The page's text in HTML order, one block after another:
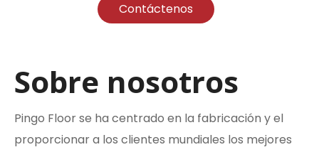
Contáctenos
Sobre nosotros
Pingo Floor se ha centrado en la fabricación y el
proporcionar a los clientes mundiales los mejores